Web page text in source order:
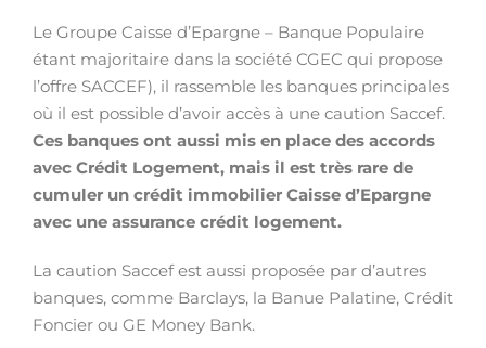
Le Groupe Caisse d’Epargne – Banque Populaire
étant majoritaire dans la société CGEC qui propose
l’offre SACCEF), il rassemble les banques principales
où il est possible d’avoir accès à une caution Saccef.
Ces banques ont aussi mis en place des accords
avec Crédit Logement, mais il est très rare de
cumuler un crédit immobilier Caisse d’Epargne
avec une assurance crédit logement.
La caution Saccef est aussi proposée par d’autres
banques, comme Barclays, la Banue Palatine, Crédit
Foncier ou GE Money Bank.